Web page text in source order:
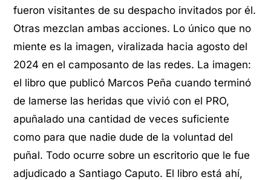
fueron visitantes de su despacho invitados por él.
Otras mezclan ambas acciones. Lo único que no
miente es la imagen, viralizada hacia agosto del
2024 en el camposanto de las redes. La imagen:
el libro que publicó Marcos Peña cuando terminó
de lamerse las heridas que vivió con el PRO,
apuñalado una cantidad de veces suficiente
como para que nadie dude de la voluntad del
puñal. Todo ocurre sobre un escritorio que le fue
adjudicado a Santiago Caputo. El libro está ahí,